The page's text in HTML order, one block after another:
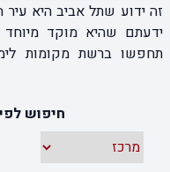
זה ידוע שתל אביב היא עיר
ידעתם שהיא מוקד מיוחד
תחפשו ברשת מקומות
בעשרות מקומות
הרבה מקומות ולמצוא
באמצעות האתר שלנו תוכלו
הולדת שונים הפועלים
חיפוש